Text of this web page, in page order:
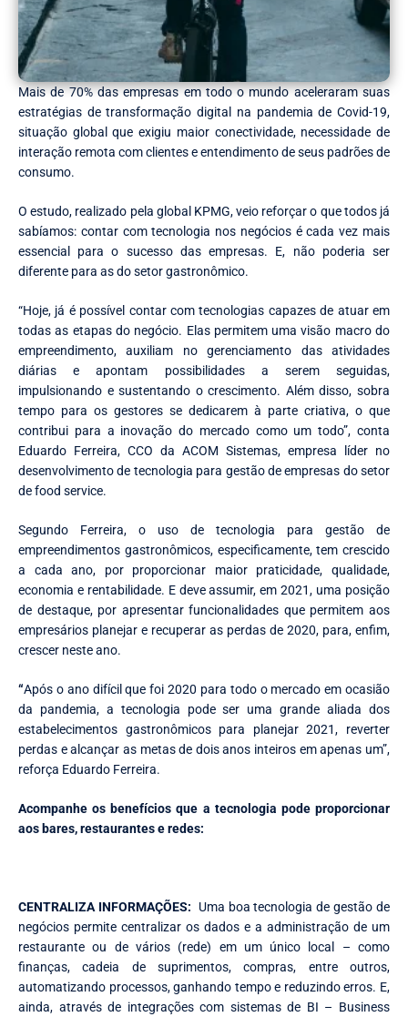
Mais de 70% das empresas em todo o mundo aceleraram suas
estratégias de transformação digital na pandemia de Covid-19,
situação global que exigiu maior conectividade, necessidade de
interação remota com clientes e entendimento de seus padrões de
consumo.
O estudo, realizado pela global KPMG, veio reforçar o que todos já
sabíamos: contar com tecnologia nos negócios é cada vez mais
essencial para o sucesso das empresas. E, não poderia ser
diferente para as do setor gastronômico.
“Hoje, já é possível contar com tecnologias capazes de atuar em
todas as etapas do negócio. Elas permitem uma visão macro do
empreendimento, auxiliam no gerenciamento das atividades
diárias e apontam possibilidades a serem seguidas,
impulsionando e sustentando o crescimento. Além disso, sobra
tempo para os gestores se dedicarem à parte criativa, o que
contribui para a inovação do mercado como um todo”, conta
Eduardo Ferreira, CCO da ACOM Sistemas, empresa líder no
desenvolvimento de tecnologia para gestão de empresas do setor
de food service.
Segundo Ferreira, o uso de tecnologia para gestão de
empreendimentos gastronômicos, especificamente, tem crescido
a cada ano, por proporcionar maior praticidade, qualidade,
economia e rentabilidade. E deve assumir, em 2021, uma posição
de destaque, por apresentar funcionalidades que permitem aos
empresários planejar e recuperar as perdas de 2020, para, enfim,
crescer neste ano.
“Após o ano difícil que foi 2020 para todo o mercado em ocasião
da pandemia, a tecnologia pode ser uma grande aliada dos
estabelecimentos gastronômicos para planejar 2021, reverter
perdas e alcançar as metas de dois anos inteiros em apenas um”,
reforça Eduardo Ferreira.
Acompanhe os benefícios que a tecnologia pode proporcionar
aos bares, restaurantes e redes:
CENTRALIZA INFORMAÇÕES: Uma boa tecnologia de gestão de
negócios permite centralizar os dados e a administração de um
restaurante ou de vários (rede) em um único local – como
finanças, cadeia de suprimentos, compras, entre outros,
automatizando processos, ganhando tempo e reduzindo erros. E,
ainda, através de integrações com sistemas de BI – Business